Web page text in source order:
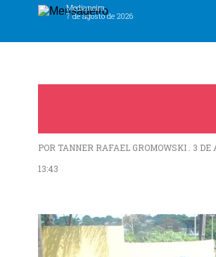
Medianeira,
7 de agosto de 2026
POR TANNER RAFAEL GROMOWSKI . 3 DE
13:43